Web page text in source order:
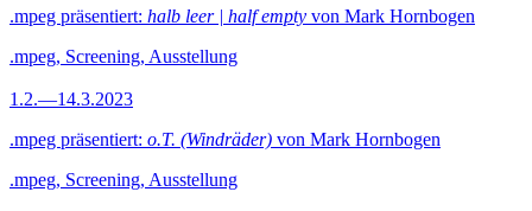
.mpeg präsentiert: halb leer | half empty von Mark Hornbogen
.mpeg, Screening, Ausstellung
1.2.—14.3.2023
.mpeg präsentiert: o.T. (Windräder) von Mark Hornbogen
.mpeg, Screening, Ausstellung